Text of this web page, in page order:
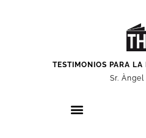
TESTIMONIOS PARA
Sr.